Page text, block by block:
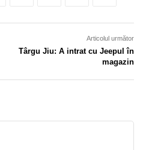
Articolul următor
Târgu Jiu: A intrat cu Jeepul în
magazin